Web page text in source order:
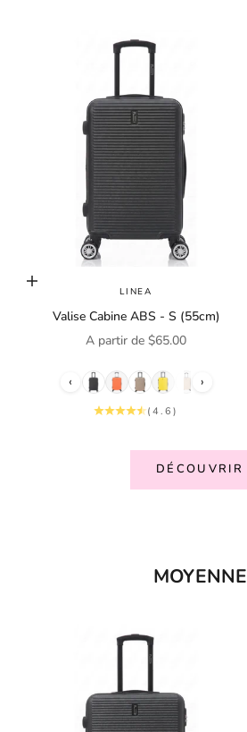
Choisir les optionsLINEA
Valise Cabine ABS - S (55cm)
Prix de vente
A partir de $65.00
‹ ›
(4.6)
DÉCOUVRIR
MOYENNE